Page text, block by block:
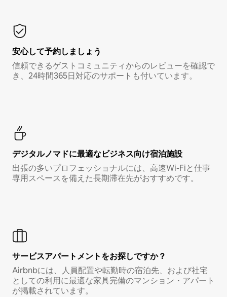
安心して予約しましょう
信頼できるゲストコミュニティからのレビューを確認で
き、24時間365日対応のサポートも付いています。
デジタルノマド⁠に最⁠適⁠なビ⁠ジ⁠ネ⁠ス⁠向⁠け宿⁠泊⁠施⁠設
出張の多いプロフェッショナルには、高速Wi-Fiと仕事
専用スペースを備えた長期滞在先がおすすめです。
サービスアパートメントをお探しですか？
Airbnbには、人員配置や転勤時の宿泊先、および社宅
としての利用に最適な家具完備のマンション・アパート
が掲載されています。